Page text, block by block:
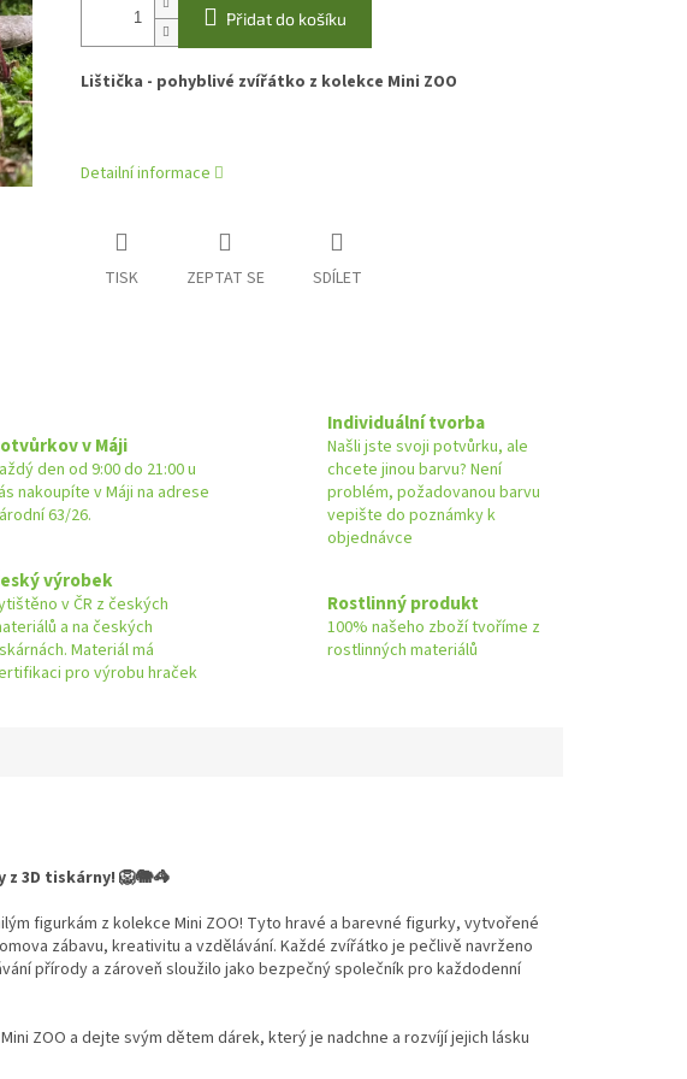
Přidat do košíku
Lištička - pohyblivé zvířátko z kolekce Mini ZOO
Detailní informace
TISK ZEPTAT SE SDÍLET
v Máji
den od 9:00 do 21:00 u
nakoupíte v Máji na adrese
63/26.
Individuální tvorba
Našli jste svoji potvůrku, ale
chcete jinou barvu? Není
problém, požadovanou barvu
vepište do poznámky k
objednávce
výrobek
v ČR z českých
a na českých
Materiál má
pro výrobu hraček
Rostlinný produkt
100% našeho zboží tvoříme z
rostlinných materiálů
z 3D tiskárny! 🦁🐘🦓
figurkám z kolekce Mini ZOO! Tyto hravé a barevné figurky, vytvořené
zábavu, kreativitu a vzdělávání. Každé zvířátko je pečlivě navrženo
přírody a zároveň sloužilo jako bezpečný společník pro každodenní
ZOO a dejte svým dětem dárek, který je nadchne a rozvíjí jejich lásku